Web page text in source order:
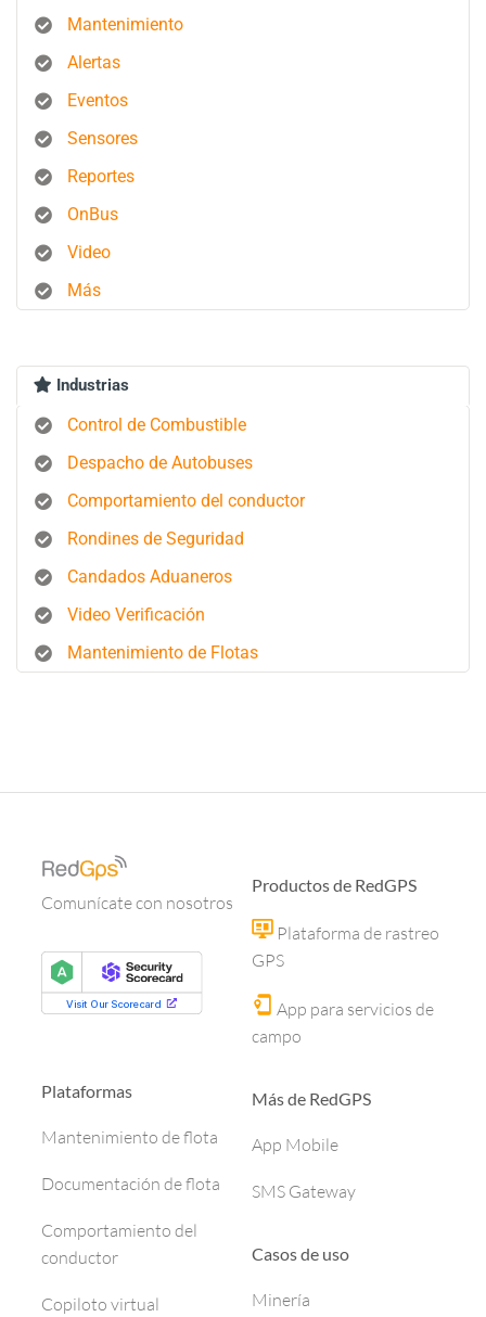
Mantenimiento
Alertas
Eventos
Sensores
Reportes
OnBus
Video
Más
Industrias
Control de Combustible
Despacho de Autobuses
Comportamiento del conductor
Rondines de Seguridad
Candados Aduaneros
Video Verificación
Mantenimiento de Flotas
Comunícate con nosotros
Plataformas
Mantenimiento de flota
Documentación de flota
Comportamiento del
conductor
Copiloto virtual
Productos de RedGPS
Plataforma de rastreo
GPS
App para servicios de
campo
Más de RedGPS
App Mobile
SMS Gateway
Casos de uso
Minería